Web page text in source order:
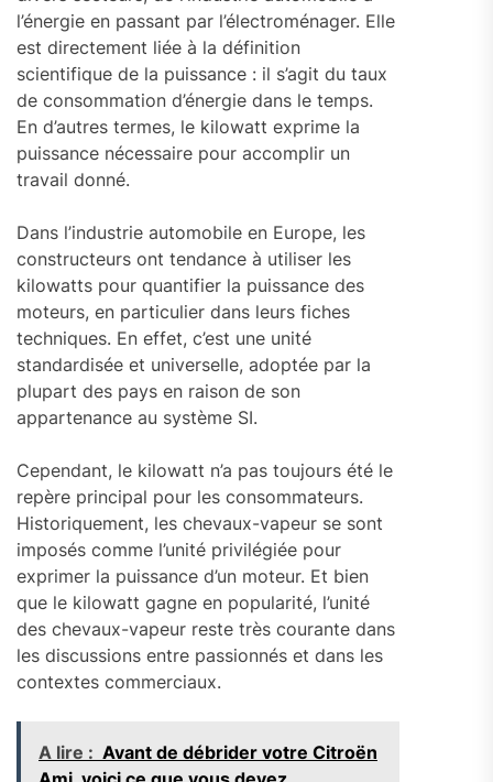
l’énergie en passant par l’électroménager. Elle
est directement liée à la définition
scientifique de la puissance : il s’agit du taux
de consommation d’énergie dans le temps.
En d’autres termes, le kilowatt exprime la
puissance nécessaire pour accomplir un
travail donné.
Dans l’industrie automobile en Europe, les
constructeurs ont tendance à utiliser les
kilowatts pour quantifier la puissance des
moteurs, en particulier dans leurs fiches
techniques. En effet, c’est une unité
standardisée et universelle, adoptée par la
plupart des pays en raison de son
appartenance au système SI.
Cependant, le kilowatt n’a pas toujours été le
repère principal pour les consommateurs.
Historiquement, les chevaux-vapeur se sont
imposés comme l’unité privilégiée pour
exprimer la puissance d’un moteur. Et bien
que le kilowatt gagne en popularité, l’unité
des chevaux-vapeur reste très courante dans
les discussions entre passionnés et dans les
contextes commerciaux.
A lire : Avant de débrider votre Citroën